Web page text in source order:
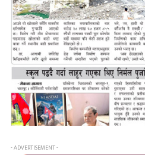
- ADVERTISEMENT -